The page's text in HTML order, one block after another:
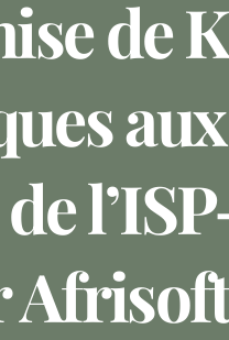
de
aux
Afrisoft